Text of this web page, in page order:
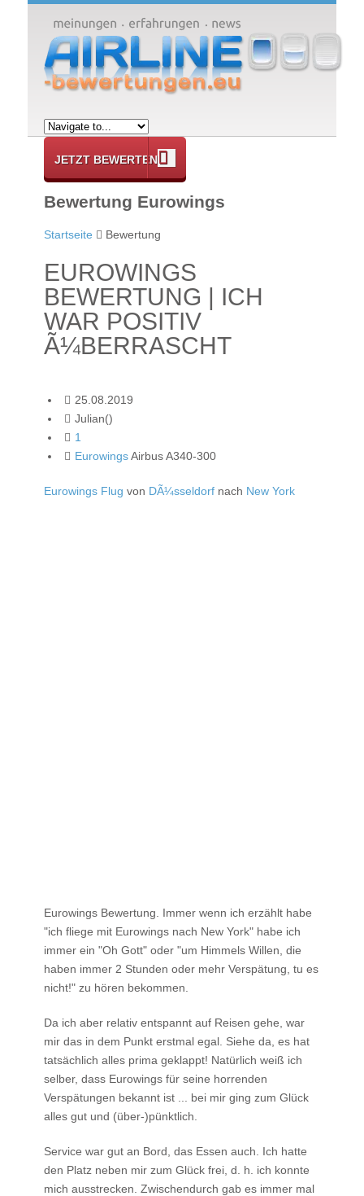
JETZT BEWERTEN
Bewertung Eurowings
Startseite Bewertung
EUROWINGS
BEWERTUNG | ICH
WAR POSITIV
Ã¼BERRASCHT
25.08.2019
Julian()
1
EurowingsAirbus A340-300
Eurowings Flug von DÃ¼sseldorf nach New York
Eurowings Bewertung. Immer wenn ich erzählt habe
"ich fliege mit Eurowings nach New York" habe ich
immer ein "Oh Gott" oder "um Himmels Willen, die
haben immer 2 Stunden oder mehr Verspätung, tu es
nicht!" zu hören bekommen.
Da ich aber relativ entspannt auf Reisen gehe, war
mir das in dem Punkt erstmal egal. Siehe da, es hat
tatsächlich alles prima geklappt! Natürlich weiß ich
selber, dass Eurowings für seine horrenden
Verspätungen bekannt ist ... bei mir ging zum Glück
alles gut und (über-)pünktlich.
Service war gut an Bord, das Essen auch. Ich hatte
den Platz neben mir zum Glück frei, d. h. ich konnte
mich ausstrecken. Zwischendurch gab es immer mal